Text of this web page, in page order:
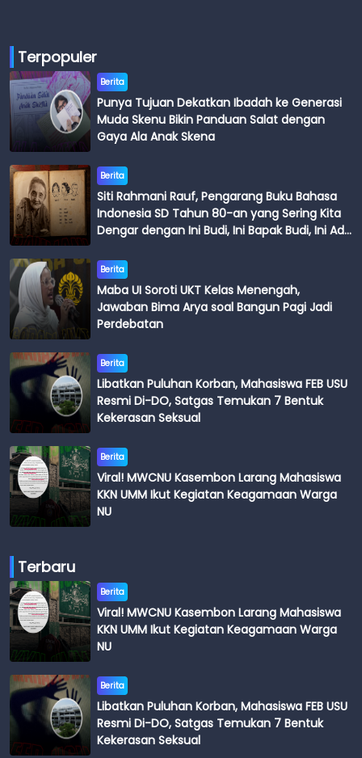
Terpopuler
Berita
Punya Tujuan Dekatkan Ibadah ke Generasi
Muda Skenu Bikin Panduan Salat dengan
Gaya Ala Anak Skena
Berita
Siti Rahmani Rauf, Pengarang Buku Bahasa
Indonesia SD Tahun 80-an yang Sering Kita
Dengar dengan Ini Budi, Ini Bapak Budi, Ini Adik
Berita
Maba UI Soroti UKT Kelas Menengah,
Jawaban Bima Arya soal Bangun Pagi Jadi
Perdebatan
Berita
Libatkan Puluhan Korban, Mahasiswa FEB USU
Resmi Di-DO, Satgas Temukan 7 Bentuk
Kekerasan Seksual
Berita
Viral! MWCNU Kasembon Larang Mahasiswa
KKN UMM Ikut Kegiatan Keagamaan Warga
NU
Terbaru
Berita
Viral! MWCNU Kasembon Larang Mahasiswa
KKN UMM Ikut Kegiatan Keagamaan Warga
NU
Berita
Libatkan Puluhan Korban, Mahasiswa FEB USU
Resmi Di-DO, Satgas Temukan 7 Bentuk
Kekerasan Seksual